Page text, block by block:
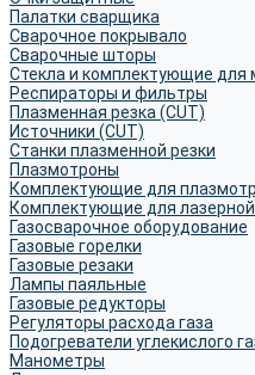
Палатки сварщика
Сварочное покрывало
Сварочные шторы
Стекла и комплектующие для
Респираторы и фильтры
Плазменная резка (CUT)
Источники (CUT)
Станки плазменной резки
Плазмотроны
Комплектующие для
Комплектующие для лазерной
Газосварочное оборудование
Газовые горелки
Газовые резаки
Лампы паяльные
Газовые редукторы
Регуляторы расхода газа
Подогреватели углекислого
Манометры